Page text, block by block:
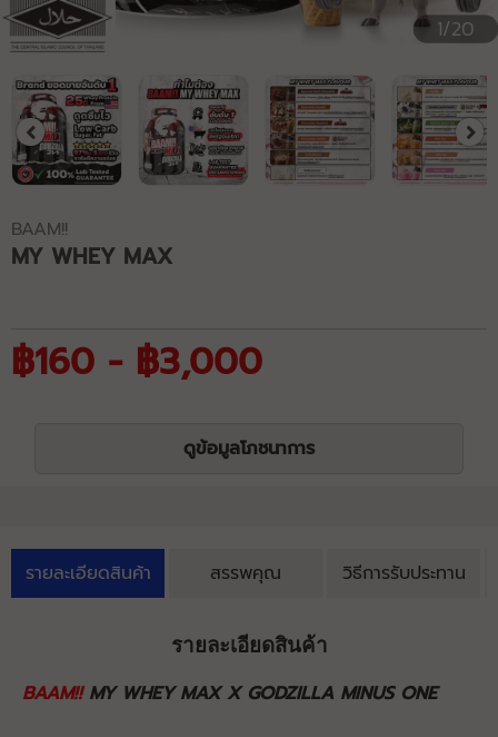
1/20
BAAM!!
MY WHEY MAX
฿160 - ฿3,000
ดูข้อมูลโภชนาการ
รายละเอียดสินค้า สรรพคุณ วิธีการรับประทาน
รายละเอียดสินค้า
BAAM!!MY WHEY MAX X GODZILLA MINUS ONE